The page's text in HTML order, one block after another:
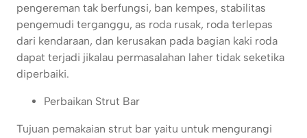
pengereman tak berfungsi, ban kempes, stabilitas
pengemudi terganggu, as roda rusak, roda terlepas
dari kendaraan, dan kerusakan pada bagian kaki roda
dapat terjadi jikalau permasalahan laher tidak seketika
diperbaiki.
Perbaikan Strut Bar
Tujuan pemakaian strut bar yaitu untuk mengurangi